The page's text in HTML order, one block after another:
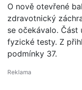
O nově otevřené
zdravotnický
se očekávalo. Část
fyzické testy. Z
podmínky 37.